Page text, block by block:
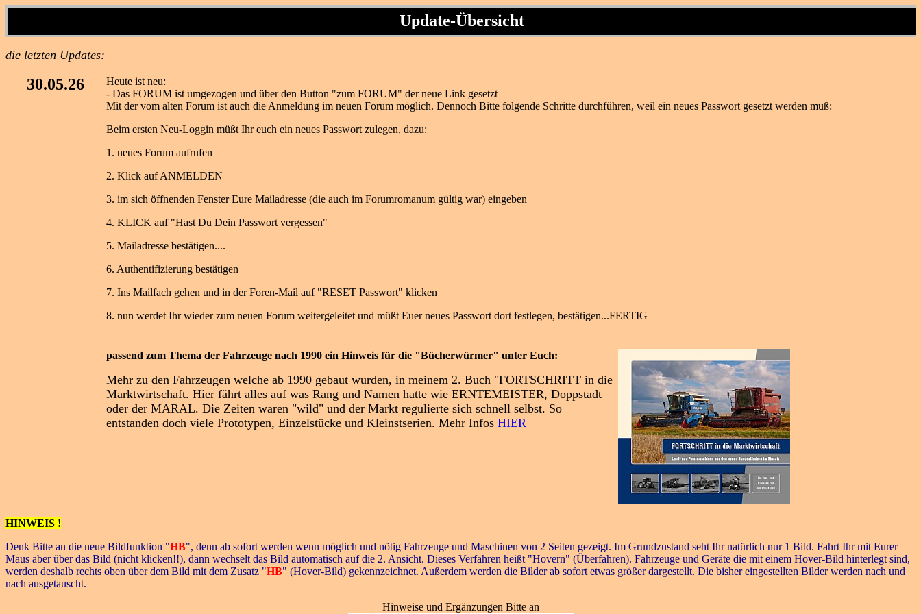
Update-Übersicht
die letzten Updates:
30.05.26
Heute ist neu:
- Das FORUM ist umgezogen und über den Button "zum FORUM" der neue Link gesetzt
Mit der vom alten Forum ist auch die Anmeldung im neuen Forum möglich. Dennoch Bitte folgende Schritte durchführen, weil ein neues Passwort gesetzt werden muß:
Beim ersten Neu-Loggin müßt Ihr euch ein neues Passwort zulegen, dazu:
1. neues Forum aufrufen
2. Klick auf ANMELDEN
3. im sich öffnenden Fenster Eure Mailadresse (die auch im Forumromanum gültig war) eingeben
4. KLICK auf "Hast Du Dein Passwort vergessen"
5. Mailadresse bestätigen....
6. Authentifizierung bestätigen
7. Ins Mailfach gehen und in der Foren-Mail auf "RESET Passwort" klicken
8. nun werdet Ihr wieder zum neuen Forum weitergeleitet und müßt Euer neues Passwort dort festlegen, bestätigen...FERTIG
passend zum Thema der Fahrzeuge nach 1990 ein Hinweis für die "Bücherwürmer" unter Euch:
Mehr zu den Fahrzeugen welche ab 1990 gebaut wurden, in meinem 2. Buch "FORTSCHRITT in die
Marktwirtschaft. Hier fährt alles auf was Rang und Namen hatte wie ERNTEMEISTER, Doppstadt
oder der MARAL. Die Zeiten waren "wild" und der Markt regulierte sich schnell selbst. So
entstanden doch viele Prototypen, Einzelstücke und Kleinstserien. Mehr Infos HIER
HINWEIS !
Denk Bitte an die neue Bildfunktion "HB", denn ab sofort werden wenn möglich und nötig Fahrzeuge und Maschinen von 2 Seiten gezeigt. Im Grundzustand seht Ihr natürlich nur 1 Bild. Fahrt Ihr mit Eurer
Maus aber über das Bild (nicht klicken!!), dann wechselt das Bild automatisch auf die 2. Ansicht. Dieses Verfahren heißt "Hovern" (Überfahren). Fahrzeuge und Geräte die mit einem Hover-Bild hinterlegt sind,
werden deshalb rechts oben über dem Bild mit dem Zusatz "HB" (Hover-Bild) gekennzeichnet. Außerdem werden die Bilder ab sofort etwas größer dargestellt. Die bisher eingestellten Bilder werden nach und
nach ausgetauscht.
Hinweise und Ergänzungen Bitte an